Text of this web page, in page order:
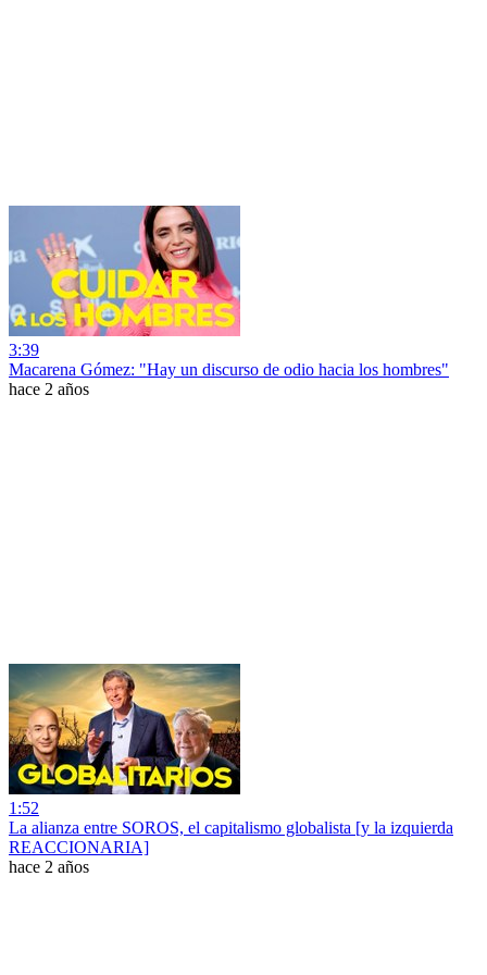
3:39
Macarena Gómez: "Hay un discurso de odio hacia los hombres"
hace 2 años
1:52
La alianza entre SOROS, el capitalismo globalista [y la izquierda
REACCIONARIA]
hace 2 años